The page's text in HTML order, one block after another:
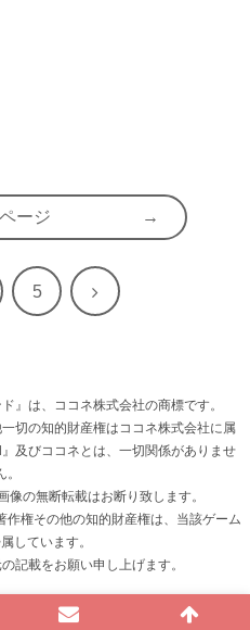
ージ
5 次
』は、ココネ株式会社の商標です。
切の知的財産権はココネ株式会社に属
及びココネとは、一切関係がありませ
。
の無断転載はお断り致します。
権その他の知的財産権は、当該ゲーム
しています。
記載をお願い申し上げます。